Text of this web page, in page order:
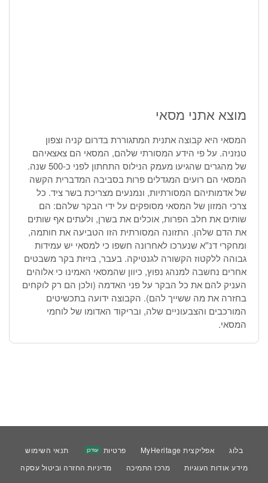
מוצא אתני מסאי
המסאי היא קבוצה אתנית המתגוררת בדרום קניה וצפון
טנזניה. על פי הידע המסורתי שלהם, המסאי הם צאצאיהם
של מהגרים שהגיעו מעמק הנילוס התחתון לפני כ-500 שנה.
המסאי הם רועים המגדלים פרות בסביבה המדברית הקשה
של אדמותיהם המסורתיות, ונמנעים מצריכת בשר ציד. כל
צרכי המזון של המסאי מסופקים על ידי הבקר שלהם: הם
שותים את חלב הפרות, אוכלים את בשרן, ולעתים אף שותים
את הדם שלהן. התזונה המסורתית הזו הטביעה את חותמה,
ומחקרי דנ''א שנערכו לאחרונה חשפו כי למסאי יש עמידות
גבוהה ללקטוז הקשורה לגנטיקה. בעבר, בזיזת בקר משבטים
אחרים נחשבה למנהג נפוץ, כיוון שהמסאי האמינו כי אלוהים
העניק להם את כל הבקר על פני האדמה (ולכן הם רק לוקחים
בחזרה את מה ששייך להם). הקבוצה ידועה בתכשיטים
המורכבים והצבעוניים שלה, ובריקוד האדומו של לוחמי
המסאי.
בלוג אפליקצית MyHeritage פרטיות עודכן
תנאי השימוש
מידע אודות העוגיות
מרכז התמיכה מדיניות החזרה וביטול עסקה